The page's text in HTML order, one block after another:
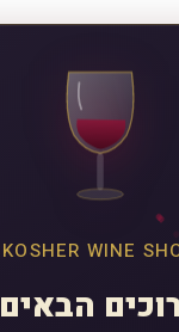
KOSHER WINE
הבאים